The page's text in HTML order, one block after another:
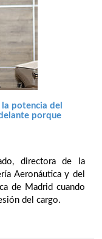
potencia del
porque
directora de la
Aeronáutica y del
de Madrid cuando
del cargo.